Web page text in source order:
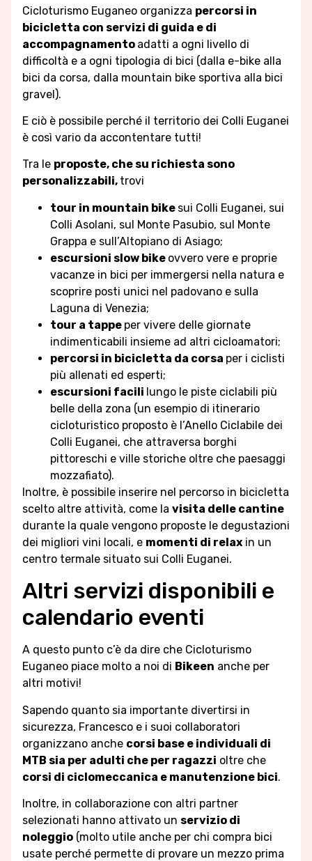
Cicloturismo Euganeo organizza percorsi in
bicicletta con servizi di guida e di
accompagnamento adatti a ogni livello di
difficoltà e a ogni tipologia di bici (dalla e-bike alla
bici da corsa, dalla mountain bike sportiva alla bici
gravel).
E ciò è possibile perché il territorio dei Colli Euganei
è così vario da accontentare tutti!
Tra le proposte, che su richiesta sono
personalizzabili, trovi
tour in mountain bike sui Colli Euganei, sui
Colli Asolani, sul Monte Pasubio, sul Monte
Grappa e sull’Altopiano di Asiago;
escursioni slow bike ovvero vere e proprie
vacanze in bici per immergersi nella natura e
scoprire posti unici nel padovano e sulla
Laguna di Venezia;
tour a tappe per vivere delle giornate
indimenticabili insieme ad altri cicloamatori;
percorsi in bicicletta da corsa per i ciclisti
più allenati ed esperti;
escursioni facili lungo le piste ciclabili più
belle della zona (un esempio di itinerario
cicloturistico proposto è l’Anello Ciclabile dei
Colli Euganei, che attraversa borghi
pittoreschi e ville storiche oltre che paesaggi
mozzafiato).
Inoltre, è possibile inserire nel percorso in bicicletta
scelto altre attività, come la visita delle cantine
durante la quale vengono proposte le degustazioni
dei migliori vini locali, e momenti di relax in un
centro termale situato sui Colli Euganei.
Altri servizi disponibili e
calendario eventi
A questo punto c’è da dire che Cicloturismo
Euganeo piace molto a noi di Bikeen anche per
altri motivi!
Sapendo quanto sia importante divertirsi in
sicurezza, Francesco e i suoi collaboratori
organizzano anche corsi base e individuali di
MTB sia per adulti che per ragazzi oltre che
corsi di ciclomeccanica e manutenzione bici.
Inoltre, in collaborazione con altri partner
selezionati hanno attivato un servizio di
noleggio (molto utile anche per chi compra bici
usate perché permette di provare un mezzo prima